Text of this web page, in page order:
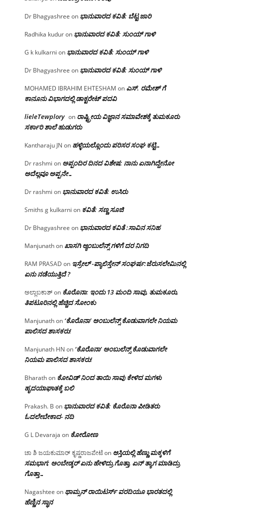
Dr Bhagyashree on ಭಾನುವಾರದ ಕವಿತೆ: ಬೆಟ್ಟ ಜಾರಿ
Radhika kuduron ಭಾನುವಾರದ ಕವಿತೆ: ಸುಂಯ್ ಗಾಳಿ
G k kulkarni on ಭಾನುವಾರದ ಕವಿತೆ: ಸುಂಯ್ ಗಾಳಿ
Dr Bhagyashree on ಭಾನುವಾರದ ಕವಿತೆ: ಸುಂಯ್ ಗಾಳಿ
MOHAMED IBRAHIM EHTESHAM on ಎಸ್. ರಮೇಶ್ ಗೆ
ಕಾನೂನು ವಿಭಾಗದಲ್ಲಿ ಡಾಕ್ಟರೇಟ್ ಪದವಿ
lieleTewplory on ರಾಷ್ಟ್ರೀಯ ವಿಜ್ಞಾನ ಸಮಾವೇಶಕ್ಕೆ‌ ತುಮಕೂರು
ಸರ್ಕಾರಿ ಶಾಲೆ ಹುಡುಗರು
Kantharaju JN on ಹಳ್ಳಿಯಲ್ಲೊಂದು ಪರಿಸರ ಸಂಘ ಕಟ್ಟಿ…
Dr rashmi on ಅಪ್ಪಂದಿರ ದಿನದ ವಿಶೇಷ: ನಾನು ಏನಾಗಿದ್ದೇನೋ‌
ಅದೆಲ್ಲವೂ ಅಪ್ಪನೇ…
Dr rashmi on ಭಾನುವಾರದ ಕವಿತೆ: ಉಸಿರು
Smiths g kulkarni on ಕವಿತೆ: ಸಣ್ಣ ಸೂಜಿ
Dr Bhagyashree on ಭಾನುವಾರದ ಕವಿತೆ :ಸಾವಿನ ಸನಿಹ
Manjunathonಖಾಸಗಿ ಆ್ಯಂಬುಲೆನ್ಸ್ ಗಳಿಗೆ ದರ ನಿಗದಿ
RAM PRASAD on ಇಸ್ರೇಲ್ -ಪ್ಯಾಲಿಸ್ತೇನ್ ಸಂಘರ್ಷ:ಜೆರುಸಲೇಮಿನಲ್ಲಿ
ಏನು ನಡೆಯುತ್ತಿದೆ ?
ಅಲ್ಲಾಬಕಾಶ್on ಕೊರೊನಾ: ಇಂದು 13 ಮಂದಿ ಸಾವು, ತುಮಕೂರು,
ತಿಪಟೂರಿನಲ್ಲಿ ಹೆಚ್ಚಿದ ಸೋಂಕು
Manjunathon ‘ಕೊರೊನಾ’ ಅಂಬುಲೆನ್ಸ್ ಕೊಡುವಾಗಲೇ ನಿಯಮ
ಪಾಲಿಸದ ಶಾಸಕರು!
Manjunath HN on ‘ಕೊರೊನಾ’ ಅಂಬುಲೆನ್ಸ್ ಕೊಡುವಾಗಲೇ
ನಿಯಮ ಪಾಲಿಸದ ಶಾಸಕರು!
Bharathon ಕೋವಿಡ್ ನಿಂದ ತಾಯಿ ಸಾವು ಕೇಳಿದ ಮಗಳು
ಹೃದಯಾಘಾತಕ್ಕೆ ಬಲಿ
Prakash. B on ಭಾನುವಾರದ ಕವಿತೆ: ಕೊರೊನಾ ಪೀಡಿತರು
ಓದಲೇಬೇಕಾದ- ನದಿ
G L Devaraja on ಕೋರೋಣ
ಚಾ ಶಿ ಜಯಕುಮಾರ್ ಕೃಷ್ಣರಾಜಪೇಟೆon ಆಸ್ತಿಯಲ್ಲಿ ಹೆಣ್ಣು ಮಕ್ಕಳಿಗೆ
ಸಮಭಾಗ; ಅಂಬೇಡ್ಕರ್ ಏನು ಹೇಳಿದ್ರು ಗೊತ್ತಾ, ಏನ್ ತ್ಯಾಗ ಮಾಡಿದ್ರು
ಗೊತ್ತಾ…
Nagashtee on ಥಾಮ್ಸನ್ ರಾಯಿಟರ್ಸ್ ವರದಿಯೂ ಭಾರತದಲ್ಲಿ
ಹೆಣ್ಣಿನ ಸ್ಥಾನ‌